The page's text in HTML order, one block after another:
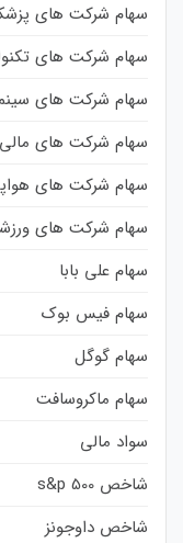
سهام شرکت های
سهام شرکت های
سهام شرکت های
سهام شرکت های مالی
سهام شرکت های
سهام شرکت های
سهام علی بابا
سهام فیس بوک
سهام گوگل
سهام ماکروسافت
سواد مالی
شاخص s&p 500
شاخص داوجونز